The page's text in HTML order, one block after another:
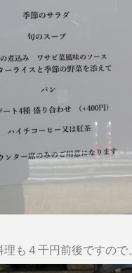
理も４千円前後ですの